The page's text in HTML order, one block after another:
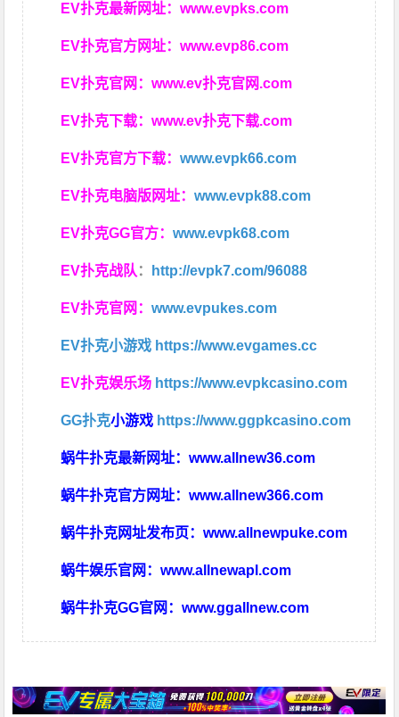
EV扑克最新网址：www.evpks.com
EV扑克官方网址：www.evp86.com
EV扑克官网：www.ev扑克官网.com
EV扑克下载：www.ev扑克下载.com
EV扑克官方下载：www.evpk66.com
EV扑克电脑版网址：www.evpk88.com
EV扑克GG官方：www.evpk68.com
EV扑克战队 ： http://evpk7.com/96088
EV扑克官网：www.evpukes.com
EV扑克小游戏 https://www.evgames.cc
EV扑克娱乐场 https://www.evpkcasino.com
GG扑克小游戏 https://www.ggpkcasino.com
蜗牛扑克最新网址：www.allnew36.com
蜗牛扑克官方网址：www.allnew366.com
蜗牛扑克网址发布页：www.allnewpuke.com
蜗牛娱乐官网：www.allnewapl.com
蜗牛扑克GG官网：www.ggallnew.com